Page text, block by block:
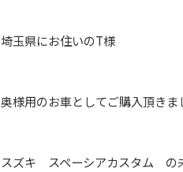
埼玉県にお住いのT様
奥様用のお車としてご購入頂きま
スズキ スペーシアカスタム の